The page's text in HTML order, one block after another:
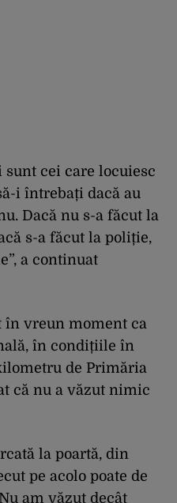
sunt cei care locuiesc
i întrebați dacă au
Dacă nu s-a făcut la
s-a făcut la poliție,
a continuat
în vreun moment ca
în condițiile în
de Primăria
că nu a văzut nimic
la poartă, din
pe acolo poate de
am văzut decât